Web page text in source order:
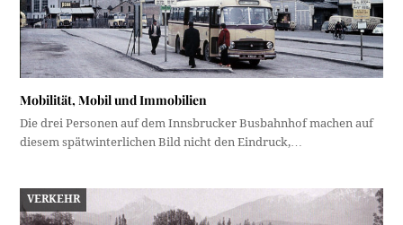
Mobilität, Mobil und Immobilien
Die drei Personen auf dem Innsbrucker Busbahnhof machen auf
diesem spätwinterlichen Bild nicht den Eindruck,…
VERKEHR